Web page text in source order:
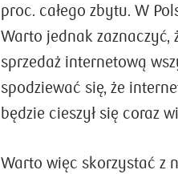
proc. całego zbytu. W
Warto jednak zaznaczyć,
sprzedaż internetową
spodziewać się, że
będzie cieszył się coraz
Warto więc skorzystać z